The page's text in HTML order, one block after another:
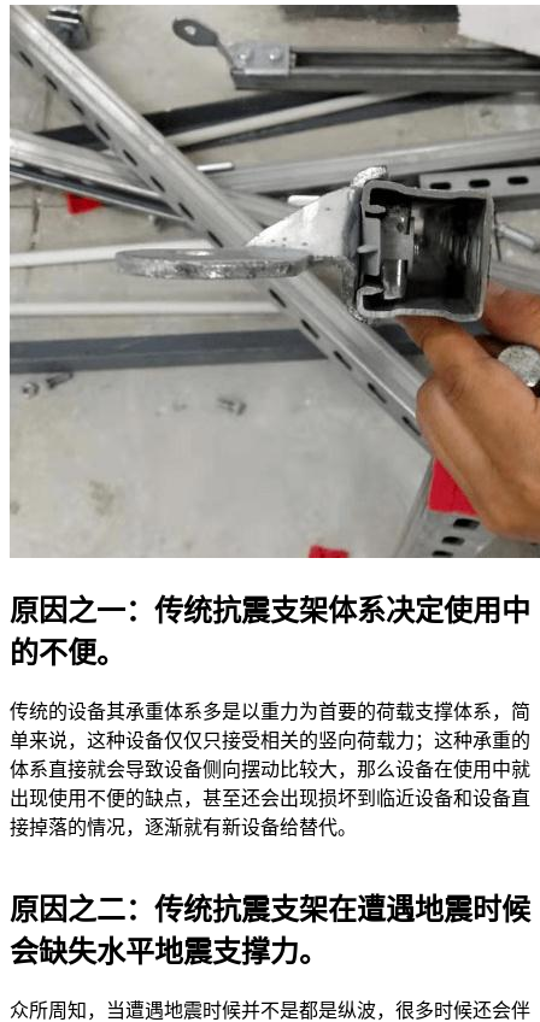
原因之一：传统抗震支架体系决定使用中
的不便。
传统的设备其承重体系多是以重力为首要的荷载支撑体系，简
单来说，这种设备仅仅只接受相关的竖向荷载力；这种承重的
体系直接就会导致设备侧向摆动比较大，那么设备在使用中就
出现使用不便的缺点，甚至还会出现损坏到临近设备和设备直
接掉落的情况，逐渐就有新设备给替代。
原因之二：传统抗震支架在遭遇地震时候
会缺失水平地震支撑力。
众所周知，当遭遇地震时候并不是都是纵波，很多时候还会伴